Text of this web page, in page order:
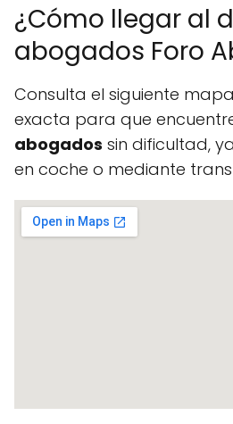
¿Cómo llegar al
abogados Foro
Consulta el siguiente
exacta para que
abogados sin dificultad,
en coche o mediante